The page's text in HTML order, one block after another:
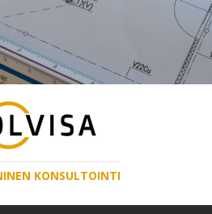
KONSULTOINTI